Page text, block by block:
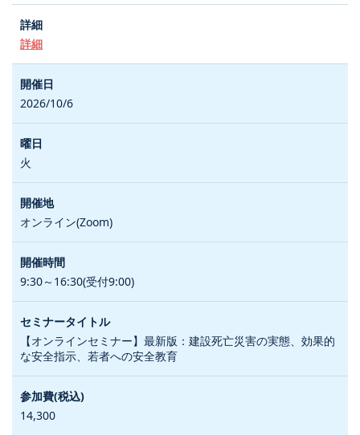
詳細
2026/10/6
火
オンライン(Zoom)
9:30～16:30(受付9:00)
【オンラインセミナー】最新版：建設死亡災害の実態、効果的
な安全指示、若者への安全教育
14,300